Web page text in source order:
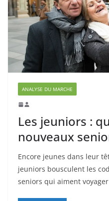
ANALYSE DU MARCHE
Les jeuniors :
nouveaux
Encore jeunes dans leur
jeuniors bousculent les
seniors qui aiment voyager